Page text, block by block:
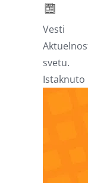
Vesti
svetu.
Istaknuto